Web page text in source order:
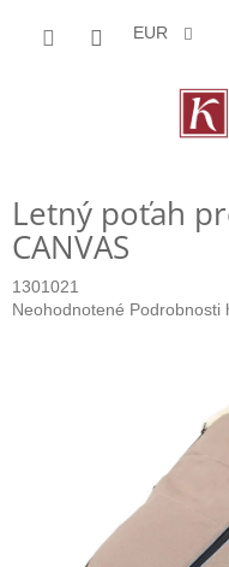
EUR
Letný poťah
CANVAS
1301021
Priemerné
Neohodnotené Podrobnosti